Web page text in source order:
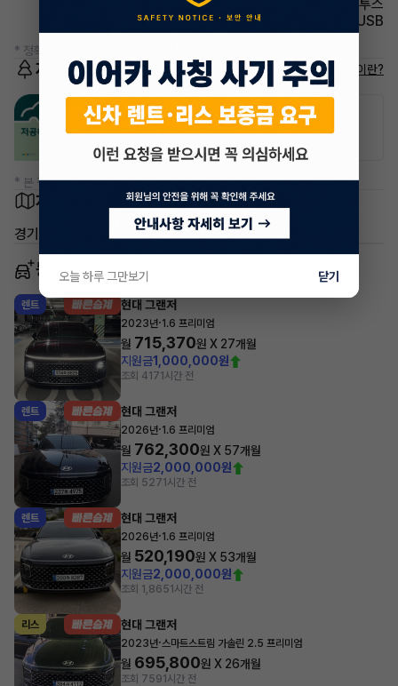
유무선단자 블루투스
유무선단자 USB
* 정확한 정보는 판매자와 반드시 확인하시기 바랍니다.
저공해차량 정보 저공해차량이란?
공항주차장
50% 할인
공영주차장
50% 할인
* 본 정보는 지자체마다 다를 수 있으니 실제 정보와 확인해 주세요.
차량 위치
경기 남양주시 별내동
동일 차종 이어카
렌트 현대 그랜저
2023년·1.6 프리미엄
월 715,370원 X 27개월
지원금1,000,000원
조회 4171시간 전
렌트 현대 그랜저
2026년·1.6 프리미엄
월 762,300원 X 57개월
지원금2,000,000원
조회 5271시간 전
렌트 현대 그랜저
2026년·1.6 프리미엄
월 520,190원 X 53개월
지원금2,000,000원
조회 1,8651시간 전
리스 현대 그랜저
2023년·스마트스트림 가솔린 2.5 프리미엄
월 695,800원 X 26개월
조회 7591시간 전
오늘 하루 그만보기 닫기